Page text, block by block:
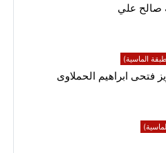
صالح علي
الماسية)
فتحى ابراهيم الحملاوى